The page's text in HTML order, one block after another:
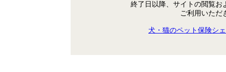
終了日以降、サイトの閲覧お
ご利用いただ
犬・猫のペット保険シ